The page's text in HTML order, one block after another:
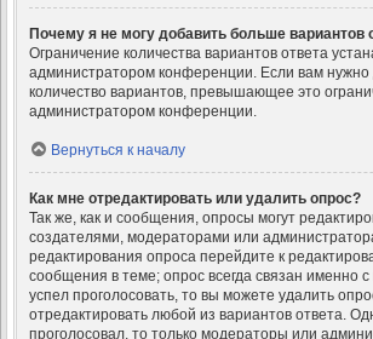
Почему я не могу добавить больше вариантов
Ограничение количества вариантов ответа
администратором конференции. Если вам нужно
количество вариантов, превышающее это
администратором конференции.
Вернуться к началу
Как мне отредактировать или удалить опрос?
Так же, как и сообщения, опросы могут
создателями, модераторами или
редактирования опроса перейдите к
сообщения в теме; опрос всегда связан именно
успел проголосовать, то вы можете удалить
отредактировать любой из вариантов ответа.
проголосовал, то только модераторы или